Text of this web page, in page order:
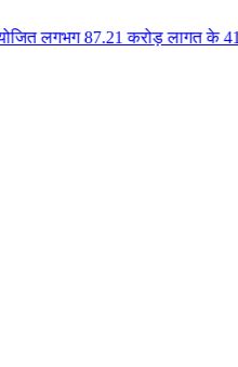
के 41 विकास कार्यों